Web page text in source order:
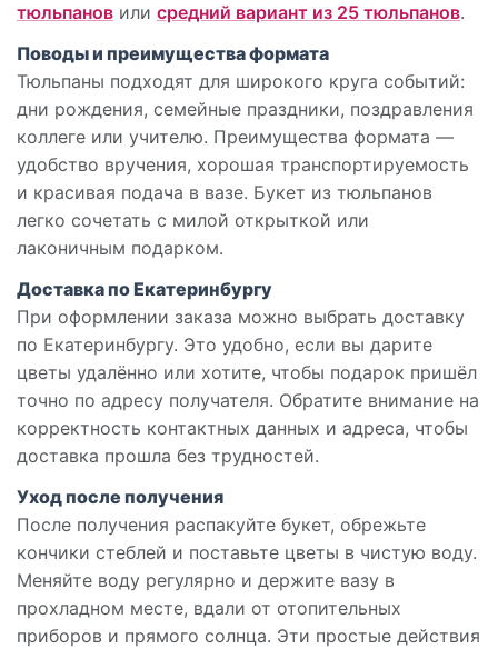
тюльпанов или средний вариант из 25 тюльпанов.
Поводы и преимущества формата
Тюльпаны подходят для широкого круга событий:
дни рождения, семейные праздники, поздравления
коллеге или учителю. Преимущества формата —
удобство вручения, хорошая транспортируемость
и красивая подача в вазе. Букет из тюльпанов
легко сочетать с милой открыткой или
лаконичным подарком.
Доставка по Екатеринбургу
При оформлении заказа можно выбрать доставку
по Екатеринбургу. Это удобно, если вы дарите
цветы удалённо или хотите, чтобы подарок пришёл
точно по адресу получателя. Обратите внимание на
корректность контактных данных и адреса, чтобы
доставка прошла без трудностей.
Уход после получения
После получения распакуйте букет, обрежьте
кончики стеблей и поставьте цветы в чистую воду.
Меняйте воду регулярно и держите вазу в
прохладном месте, вдали от отопительных
приборов и прямого солнца. Эти простые действия